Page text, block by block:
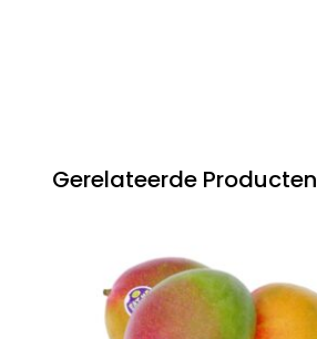
Gerelateerde Producten